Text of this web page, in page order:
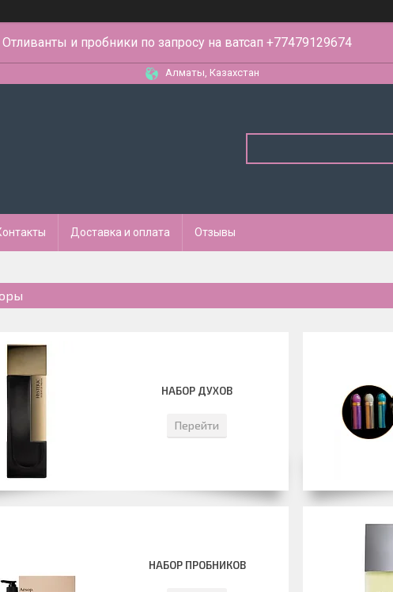
Отливанты и пробники по запросу на ватсап +77479129674
Алматы, Казахстан
Доставка и оплата Отзывы
НАБОР ДУХОВ
Перейти
НАБОР ПРОБНИКОВ